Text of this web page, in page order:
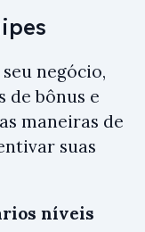
negócio,
de bônus e
maneiras de
suas
níveis